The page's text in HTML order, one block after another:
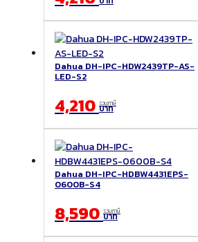
Dahua DH-IPC-HDW2439TP-AS-
LED-S2
4,210 รวมภาษี
บาท
Dahua DH-IPC-HDBW4431EPS-
0600B-S4
8,590 รวมภาษี
บาท